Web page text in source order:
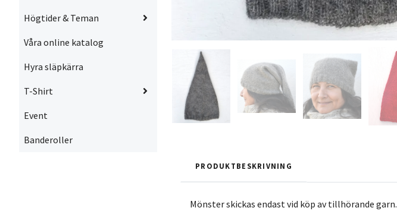
Högtider & Teman
Våra online katalog
Hyra släpkärra
T-Shirt
Event
Banderoller
PRODUKTBESKRIVNING
Mönster skickas endast vid köp av tillhörande garn.